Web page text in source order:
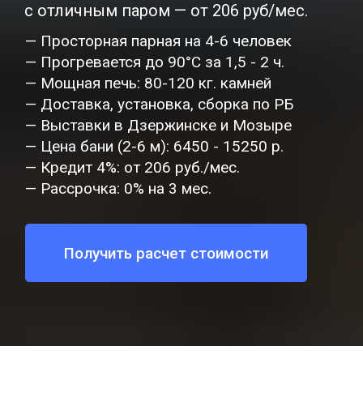
с отличным паром — от 206 руб/мес.
— Просторная парная на 4-6 человек
— Прогревается до 90°C за 1,5 - 2 ч.
— Мощная печь: 80-120 кг. камней
— Доставка, установка, сборка по РБ
— Выставки в Дзержинске и Мозыре
— Цена бани (2-6 м): 6450 - 15250 р.
— Кредит 4%: от 206 руб./мес.
— Рассрочка: 0% на 3 мес.
Получить расчет стоимости